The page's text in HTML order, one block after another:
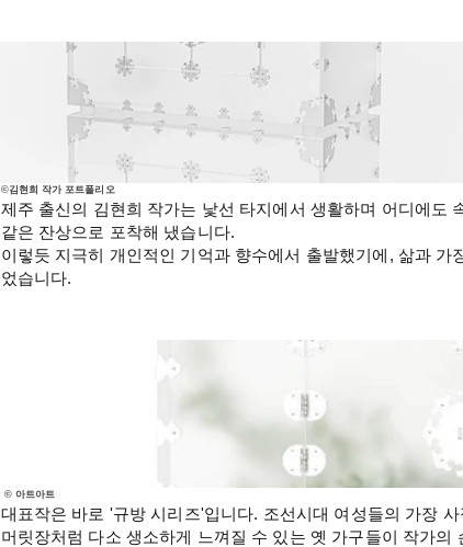
©김현희 작가 포트폴리오
제주 출신의 김현희 작가는 낯선 타지에서 생활하며 어디에도
같은 잔상으로 포착해 냈습니다.
이렇듯 지극히 개인적인 기억과 향수에서 출발했기에, 삶과
었습니다.
© 아트아트
대표작은 바로 '규방 시리즈'입니다. 조선시대 여성들의 가장
머릿장처럼 다소 생소하게 느껴질 수 있는 옛 가구들이 작가